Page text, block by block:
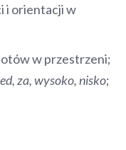
i orientacji w
w przestrzeni;
za, wysoko, nisko;